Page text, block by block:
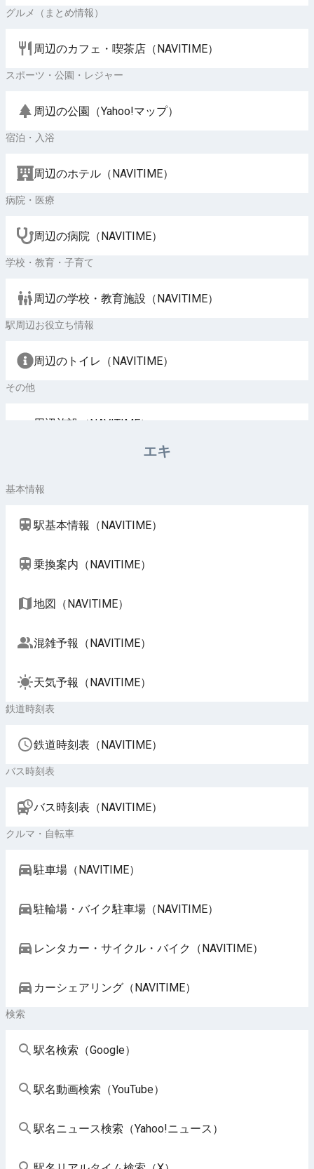
グルメ（まとめ情報）
周辺のカフェ・喫茶店（NAVITIME）
スポーツ・公園・レジャー
周辺の公園（Yahoo!マップ）
宿泊・入浴
周辺のホテル（NAVITIME）
病院・医療
周辺の病院（NAVITIME）
学校・教育・子育て
周辺の学校・教育施設（NAVITIME）
駅周辺お役立ち情報
周辺のトイレ（NAVITIME）
その他
周辺施設（NAVITIME）
エキ
基本情報
駅基本情報（NAVITIME）
乗換案内（NAVITIME）
地図（NAVITIME）
混雑予報（NAVITIME）
天気予報（NAVITIME）
鉄道時刻表
鉄道時刻表（NAVITIME）
バス時刻表
バス時刻表（NAVITIME）
クルマ・自転車
駐車場（NAVITIME）
駐輪場・バイク駐車場（NAVITIME）
レンタカー・サイクル・バイク（NAVITIME）
カーシェアリング（NAVITIME）
検索
駅名検索（Google）
駅名動画検索（YouTube）
駅名ニュース検索（Yahoo!ニュース）